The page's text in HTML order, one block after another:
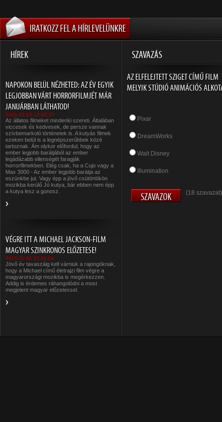
IRATKOZZ FEL A HÍRLEVELÜNKRE
HÍREK SZAVAZÁS
NAPOKON BELÜL NÉZHETED: AZ ÉV EGYIK
LEGJOBBAN VÁRT HORRORFILMJÉT MÁR
JANUÁRBAN LÁTHATOD!
2026-01-20 12:45:27
Az állatos filmeket mindenki szereti. Általában
viccesek és kedvesek, de persze vannak
szívbemarkoló történetek is. A kutyás filmek
ezeken belül is a legnépszerűbbek közé
tartoznak. Ám olykor előfordul, hogy az
ember legjobb barátjából az ember
legádázabb ellenségét faragják
horrorfilmekben. Elég csak, ha a Cujo vagy a
Max 3000 - Az ember legjobb barátja az
eszünkbe jut. Vagy épp a jövő csütörtökön
mozikba kerülő Jó kutya, bár ebben nem épp
a kutya lesz a gonosz.
VÉGRE ITT A MICHAEL JACKSON-FILM
MAGYAR SZINKRONOS ELŐZETESE!
2025-11-26 15:32:58
Jövő év tavaszáig kell várniuk a rajongóknak,
hogy a Michael című életrajzi film végre a
magyarországi mozikba is megérkezzen.
Addig is érdemes ráhangolódni a most
megjelent magyar előzetessel.
AZ ELFELEJTETT SZIGET CÍMŰ FILM
MELYIK STÚDIÓ ANIMÁCIÓS
Pixar
DreamWorks
Walt Disney
Illumination
(18 szavazat)